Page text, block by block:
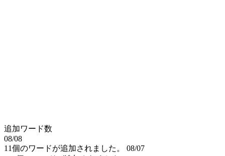
追加ワード数
08/08
11個のワードが追加されました。
08/07